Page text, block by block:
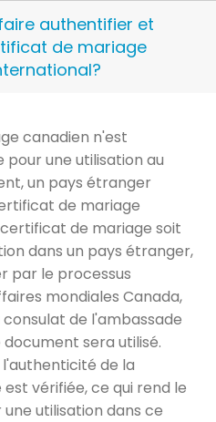
authentifier et
de mariage
canadien n'est
une utilisation au
un pays étranger
de mariage
de mariage soit
dans un pays étranger,
par le processus
mondiales Canada,
de l'ambassade
sera utilisé.
l'authenticité de la
vérifiée, ce qui rend le
utilisation dans ce